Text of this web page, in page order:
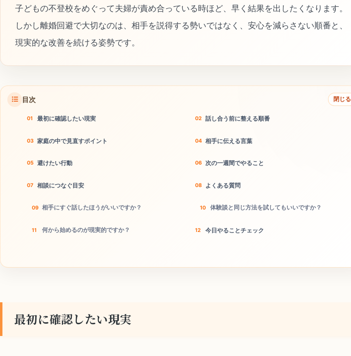
子どもの不登校をめぐって夫婦が責め合っている時ほど、早く結果を出したくなります。
しかし離婚回避で大切なのは、相手を説得する勢いではなく、安心を減らさない順番と、
現実的な改善を続ける姿勢です。
目次 閉じる
最初に確認したい現実 話し合う前に整える順番
家庭の中で見直すポイント 相手に伝える言葉
避けたい行動 次の一週間でやること
相談につなぐ目安 よくある質問
相手にすぐ話したほうがいいですか？ 体験談と同じ方法を試してもいいですか？
何から始めるのが現実的ですか？ 今日やることチェック
最初に確認したい現実